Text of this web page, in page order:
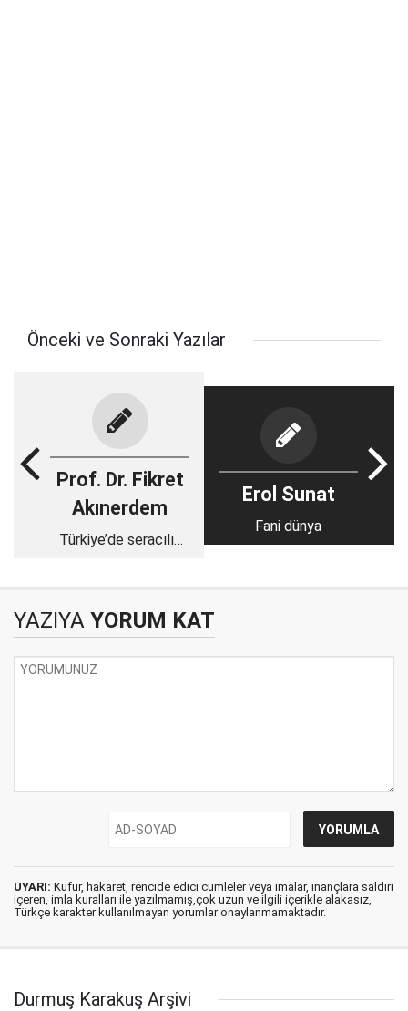
Önceki ve Sonraki Yazılar
Prof. Dr. Fikret
Akınerdem
Türkiye’de seracılık
Erol Sunat
Fani dünya
YAZIYA YORUM KAT
UYARI: Küfür, hakaret, rencide edici cümleler veya imalar, inançlara saldırı
içeren, imla kuralları ile yazılmamış,çok uzun ve ilgili içerikle alakasız,
Türkçe karakter kullanılmayan yorumlar onaylanmamaktadır.
Durmuş Karakuş Arşivi